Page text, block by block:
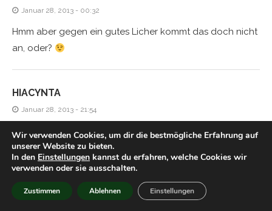
Januar 28, 2013 - 00:32
Hmm aber gegen ein gutes Licher kommt das doch nicht
an, oder?
HIACYNTA
Januar 28, 2013 - 21:54
der himmel sieht einfach super aus, ich kann mich gar
nicht mehr erinnern, wann der hier das letzte mal so
aussah
Wir verwenden Cookies, um dir die bestmögliche Erfahrung auf
unserer Website zu bieten.
In den Einstellungen kannst du erfahren, welche Cookies wir
verwenden oder sie ausschalten.
Zustimmen Ablehnen Einstellungen